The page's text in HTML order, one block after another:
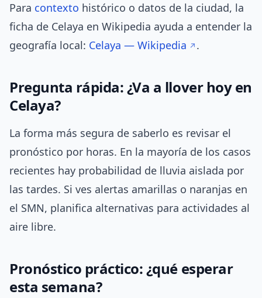
Para contexto histórico o datos de la ciudad, la
ficha de Celaya en Wikipedia ayuda a entender la
geografía local: Celaya — Wikipedia .
Pregunta rápida: ¿Va a llover hoy en
Celaya?
La forma más segura de saberlo es revisar el
pronóstico por horas. En la mayoría de los casos
recientes hay probabilidad de lluvia aislada por
las tardes. Si ves alertas amarillas o naranjas en
el SMN, planifica alternativas para actividades al
aire libre.
Pronóstico práctico: ¿qué esperar
esta semana?